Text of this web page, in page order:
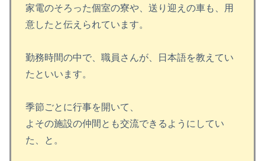
家電のそろった個室の寮や、送り迎えの車も、用
意したと伝えられています。
勤務時間の中で、職員さんが、日本語を教えてい
たといいます。
季節ごとに行事を開いて、
よその施設の仲間とも交流できるようにしてい
た、と。